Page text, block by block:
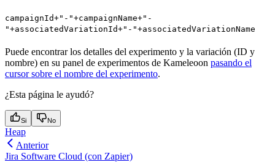
campaignId+"-"+campaignName+"-
"+associatedVariationId+"-"+associatedVariationName
Puede encontrar los detalles del experimento y la variación (ID y
nombre) en su panel de experimentos de Kameleoon pasando el
cursor sobre el nombre del experimento.
¿Esta página le ayudó?
Si No
Heap
Anterior
Jira Software Cloud (con Zapier)